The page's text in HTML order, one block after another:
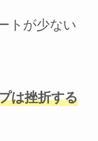
トが少ない
は挫折する